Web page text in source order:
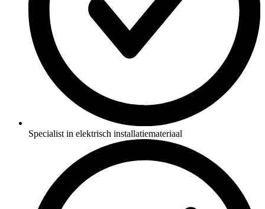
Specialist in elektrisch installatiemateriaal